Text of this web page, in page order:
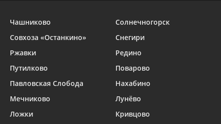
Чашниково
Солнечногорск
Совхоза «Останкино»
Снегири
Ржавки
Редино
Путилково
Поварово
Павловская Слобода
Нахабино
Мечниково
Лунёво
Ложки
Кривцово